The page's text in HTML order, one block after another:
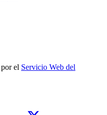
el Servicio Web del